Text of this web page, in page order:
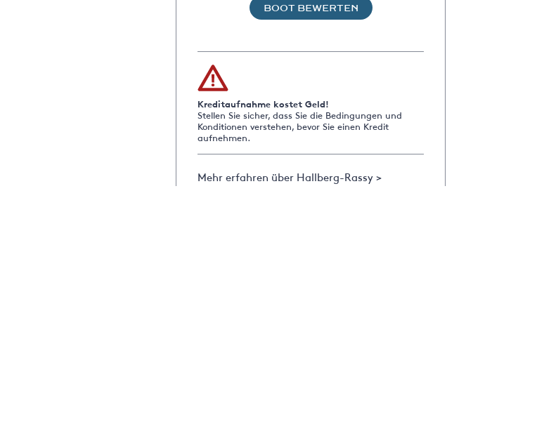
BOOT BEWERTEN
Kreditaufnahme kostet Geld!
Stellen Sie sicher, dass Sie die Bedingungen und
Konditionen verstehen, bevor Sie einen Kredit
aufnehmen.
Mehr erfahren über Hallberg-Rassy >